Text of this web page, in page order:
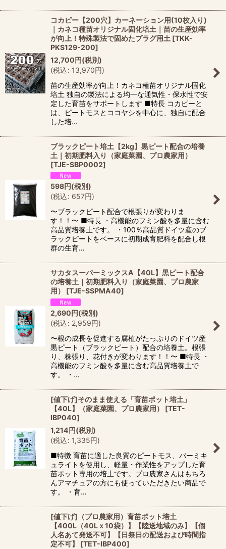
コカピー【200穴】カーネーション用(10枚入り)
｜カネコ種苗オリジナル固化培土｜苗の生産効率
が向上！特殊製法で固めたプラグ用土 [TKK-
PKS129-200]
12,700円(税別)
(税込: 13,970円)
苗の生産効率が向上！カネコ種苗オリジナル固化
培土 独自の製法による均一な通気性・保水性で安
定した育苗をサポートします ■特長 コカピーと
は、ピートモスとココヤシを中心に、独自に配合
した培…
ブラックピート培土【2kg】黒ピート配合の培養
土｜初期肥料入り（家庭菜園、プロ農家用）
[TJE-SBP0002]
598円(税別)
(税込: 657円)
〜ブラックピート配合で根張りが変わりま
す！！〜 ■特長 ・高機能のフミン酸を多量に含む
高品質培養土です。 ・100％高品質ドイツ産のブ
ラックピートをベースに初期成育肥料を配合し根
群の生育…
サカタスーパーミックスA【40L】黒ピート配合
の培養土｜初期肥料入り（家庭菜園、プロ農家
用）
[TJE-SSPMA40]
2,690円(税別)
(税込: 2,959円)
〜根の成長を促進する腐植がたっぷりのドイツ産
黒ピート（ブラックピート）配合の培養土。根張
り、株張り、花付きが変わります！！〜 ■特長 ・
高機能のフミン酸を多量に含む高品質培養土で
す。 ・…
[値下げ]そのまま使える「育苗ポット培土」
【40L】（家庭菜園、プロ農家用）
[TET-
IBP040]
1,214円(税別)
(税込: 1,335円)
■特徴 育苗に適した良質のピートモス、バーミキ
ュライトを使用し、軽量・作業性をアップした育
苗ポット専用の培土です。プロ農家さんはもちろ
んアマチュアの方にも使っていただきたい商品で
す。 ・育…
[値下げ]（プロ農家用）育苗ポット培土
【400L（40Lｘ10袋）】【陸送地域のみ】【個
人名あて発送不可】【日祭日の配送および時間指
定不可】
[TET-IBP400]